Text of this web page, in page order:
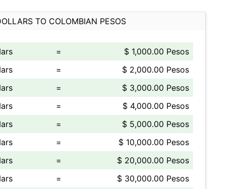
TO COLOMBIAN PESOS
=
$ 1,000.00 Pesos
=
$ 2,000.00 Pesos
=
$ 3,000.00 Pesos
=
$ 4,000.00 Pesos
=
$ 5,000.00 Pesos
=
$ 10,000.00 Pesos
=
$ 20,000.00 Pesos
=
$ 30,000.00 Pesos